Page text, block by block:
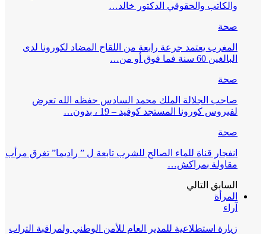
والكاتب والحقوقي الدكتور خالد…
صحة
المغرب يعتمد جرعة رابعة من اللقاح المضاد لكورونا لدى
البالغين 60 سنة فما فوق أو من…
صحة
صاحب الجلالة الملك محمد السادس حفظه الله تعرض
لفيروس كورونا المستجد كوفيد – 19 ، بدون…
صحة
انفجار قناة للماء الصالح للشرب تابعة ل ” راديما” تغرق مرأب
مقاولة بمراكش…
السابق التالي
المرأة
آراء
زيارة استطلاعية للمدير العام للأمن الوطني ولمراقبة التراب